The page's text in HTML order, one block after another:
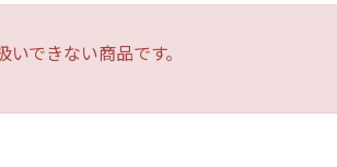
できない商品です。